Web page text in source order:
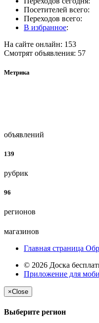
Посетителей всего:
Переходов всего:
В избранное:
На сайте онлайн: 153
Смотрят объявления: 57
Метрика
объявлений
139
рубрик
96
регионов
магазинов
Главная страница
© 2026 Доска
Приложение для
×Close
Выберите регион